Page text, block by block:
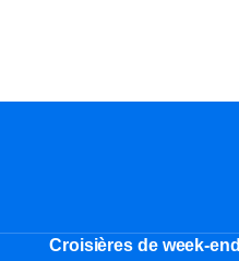
Croisières de week-end